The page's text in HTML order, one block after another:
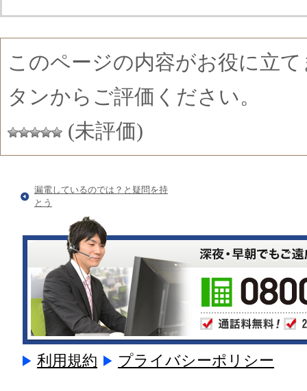
このページの内容がお役に立
タンからご評価ください。
(未評価)
漏電しているのでは？と疑問を持
とう
利用規約 プライバシーポリシー